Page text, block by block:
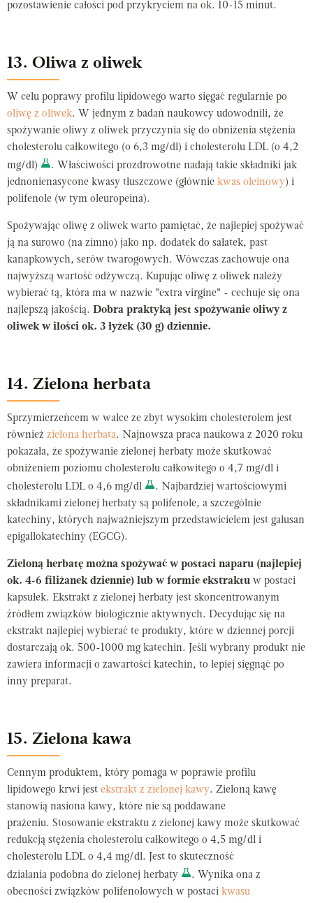
pozostawienie całości pod przykryciem na ok. 10-15 minut.
13. Oliwa z oliwek
W celu poprawy profilu lipidowego warto sięgać regularnie po
oliwę z oliwek. W jednym z badań naukowcy udowodnili, że
spożywanie oliwy z oliwek przyczynia się do obniżenia stężenia
cholesterolu całkowitego (o 6,3 mg/dl) i cholesterolu LDL (o 4,2
mg/dl)
. Właściwości prozdrowotne nadają takie składniki jak
jednonienasycone kwasy tłuszczowe (głównie kwas oleinowy) i
polifenole (w tym oleuropeina).
Spożywając oliwę z oliwek warto pamiętać, że najlepiej spożywać
ją na surowo (na zimno) jako np. dodatek do sałatek, past
kanapkowych, serów twarogowych. Wówczas zachowuje ona
najwyższą wartość odżywczą. Kupując oliwę z oliwek należy
wybierać tą, która ma w nazwie "extra virgine" - cechuje się ona
najlepszą jakością. Dobra praktyką jest spożywanie oliwy z
oliwek w ilości ok. 3 łyżek (30 g) dziennie.
14. Zielona herbata
Sprzymierzeńcem w walce ze zbyt wysokim cholesterolem jest
również zielona herbata. Najnowsza praca naukowa z 2020 roku
pokazała, że spożywanie zielonej herbaty może skutkować
obniżeniem poziomu cholesterolu całkowitego o 4,7 mg/dl i
cholesterolu LDL o 4,6 mg/dl
. Najbardziej wartościowymi
składnikami zielonej herbaty są polifenole, a szczególnie
katechiny, których najważniejszym przedstawicielem jest galusan
epigallokatechiny (EGCG).
Zieloną herbatę można spożywać w postaci naparu (najlepiej
ok. 4-6 filiżanek dziennie) lub w formie ekstraktu w postaci
kapsułek. Ekstrakt z zielonej herbaty jest skoncentrowanym
źródłem związków biologicznie aktywnych. Decydując się na
ekstrakt najlepiej wybierać te produkty, które w dziennej porcji
dostarczają ok. 500-1000 mg katechin. Jeśli wybrany produkt nie
zawiera informacji o zawartości katechin, to lepiej sięgnąć po
inny preparat.
15. Zielona kawa
Cennym produktem, który pomaga w poprawie profilu
lipidowego krwi jest ekstrakt z zielonej kawy. Zieloną kawę
stanowią nasiona kawy, które nie są poddawane
prażeniu. Stosowanie ekstraktu z zielonej kawy może skutkować
redukcją stężenia cholesterolu całkowitego o 4,5 mg/dl i
cholesterolu LDL o 4,4 mg/dl. Jest to skuteczność
działania podobna do zielonej herbaty
. Wynika ona z
obecności związków polifenolowych w postaci kwasu